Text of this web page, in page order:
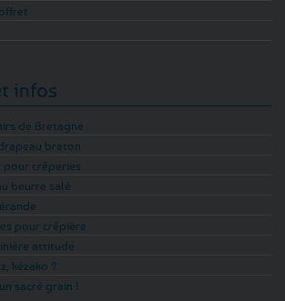
infos
de Bretagne
breton
pour crêperies
beurre salé
pour crêpière
attitude
kézako ?
sacré grain !